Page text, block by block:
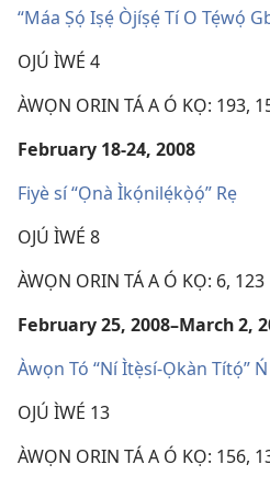
“Máa Ṣọ́ Iṣẹ́ Òjíṣẹ́ Tí O Tẹ́wọ́
OJÚ ÌWÉ 4
ÀWỌN ORIN TÁ A Ó KỌ: 193,
February 18-24, 2008
Fiyè sí “Ọnà Ìkọ́nilẹ́kọ̀ọ́” Rẹ
OJÚ ÌWÉ 8
ÀWỌN ORIN TÁ A Ó KỌ: 6, 123
February 25, 2008–March 2,
Àwọn Tó “Ní Ìtẹ̀sí-Ọkàn Títọ́”
OJÚ ÌWÉ 13
ÀWỌN ORIN TÁ A Ó KỌ: 156,